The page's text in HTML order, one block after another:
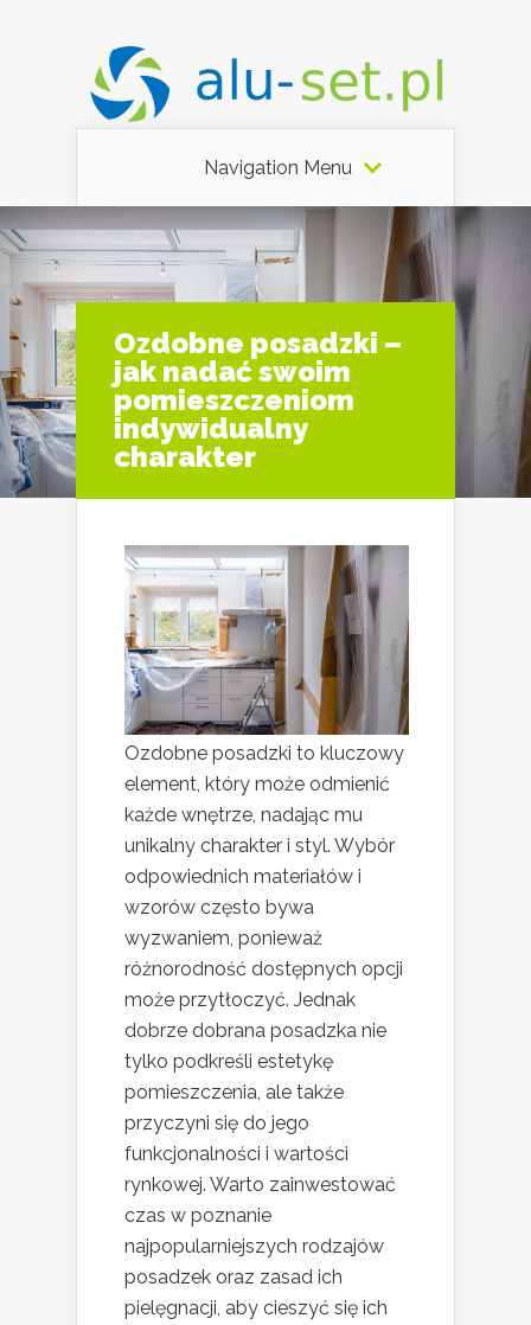
Navigation Menu
Ozdobne posadzki –
jak nadać swoim
pomieszczeniom
indywidualny
charakter
Ozdobne posadzki to kluczowy
element, który może odmienić
każde wnętrze, nadając mu
unikalny charakter i styl. Wybór
odpowiednich materiałów i
wzorów często bywa
wyzwaniem, ponieważ
różnorodność dostępnych opcji
może przytłoczyć. Jednak
dobrze dobrana posadzka nie
tylko podkreśli estetykę
pomieszczenia, ale także
przyczyni się do jego
funkcjonalności i wartości
rynkowej. Warto zainwestować
czas w poznanie
najpopularniejszych rodzajów
posadzek oraz zasad ich
pielęgnacji, aby cieszyć się ich